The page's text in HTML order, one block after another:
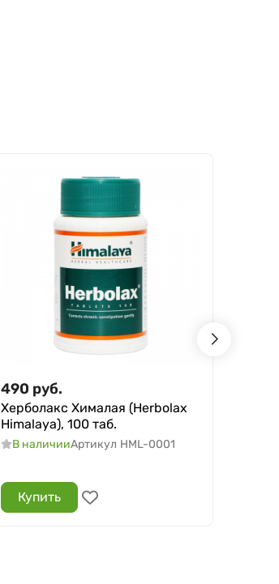
490 руб.
Херболакс Хималая (Herbolax
Himalaya), 100 таб.
В наличииАртикул HML-0001
Купить